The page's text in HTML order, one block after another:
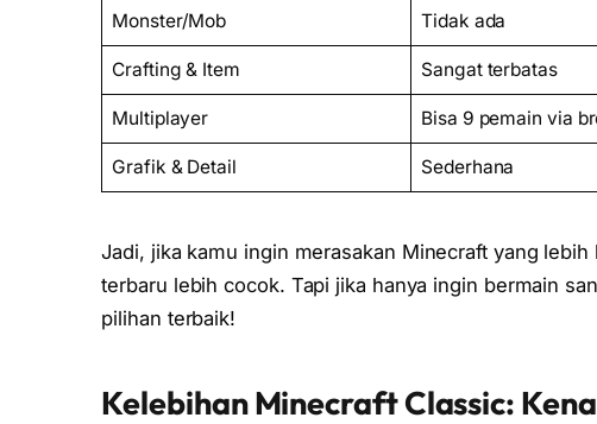
Monster/Mob Tidak ada
Crafting & Item Sangat terbatas
Multiplayer Bisa 9 pemain via
Grafik & Detail Sederhana
Jadi, jika kamu ingin merasakan Minecraft yang
terbaru lebih cocok. Tapi jika hanya ingin bermain
pilihan terbaik!
Kelebihan Minecraft Classic: